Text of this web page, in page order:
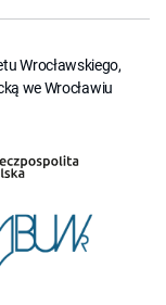
Wrocławskiego,
we Wrocławiu